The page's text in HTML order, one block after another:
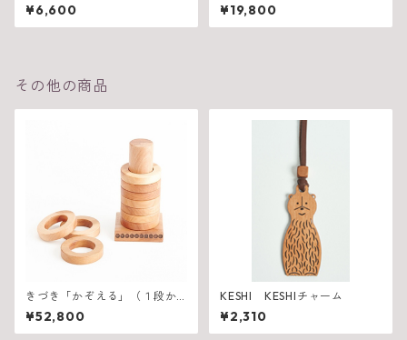
¥6,600 ¥19,800
その他の商品
きづき「かぞえる」（１段か
ら１０段セット）
¥52,800
KESHI KESHIチャーム
¥2,310